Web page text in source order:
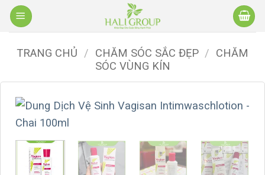
Bỏ
qua
dung
TRANG CHỦ / CHĂM SÓC SẮC ĐẸP /
CHĂM
SÓC VÙNG KÍN